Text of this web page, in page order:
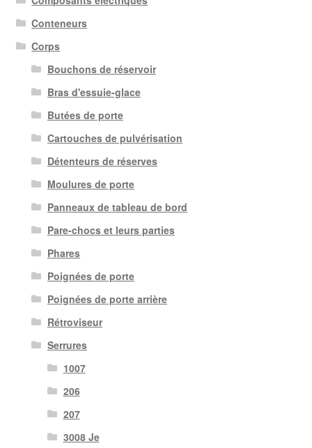
Conteneurs
Corps
Bouchons de réservoir
Bras d'essuie-glace
Butées de porte
Cartouches de pulvérisation
Détenteurs de réserves
Moulures de porte
Panneaux de tableau de bord
Pare-chocs et leurs parties
Phares
Poignées de porte
Poignées de porte arrière
Rétroviseur
Serrures
1007
206
207
3008 Je